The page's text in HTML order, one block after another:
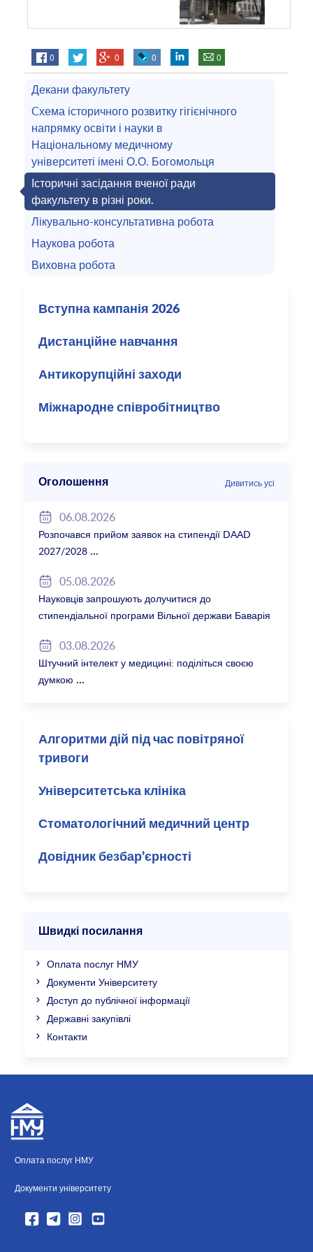
0 0 0 0
Декани факультету
Cхема історичного розвитку гігієнічного
напрямку освіти і науки в
Національному медичному
університеті імені О.О. Богомольця
Історичні засідання вченої ради
факультету в різні роки.
Лікувально-консультативна робота
Наукова робота
Виховна робота
Вступна кампанія 2026
Дистанційне навчання
Антикорупційні заходи
Міжнародне співробітництво
Оголошення Дивитись усі
06.08.2026
Розпочався прийом заявок на стипендії DAAD
2027/2028
05.08.2026
Науковців запрошують долучитися до
стипендіальної програми Вільної держави Баварія
03.08.2026
Штучний інтелект у медицині: поділіться своєю
думкою
Алгоритми дій під час повітряної
тривоги
Університетська клініка
Стоматологічний медичний центр
Довідник безбар’єрності
Швидкі посилання
Оплата послуг НМУ
Документи Університету
Доступ до публічної інформації
Державні закупівлі
Контакти
Оплата послуг НМУ
Документи університету